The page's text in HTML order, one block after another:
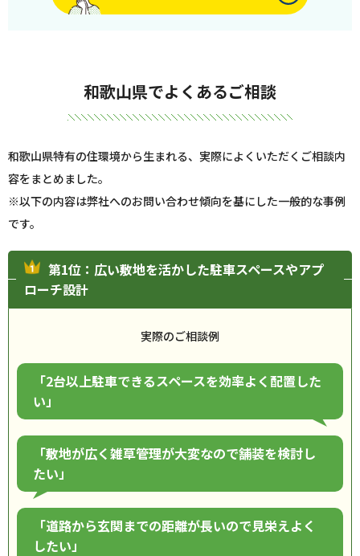
和歌山県でよくあるご相談
和歌山県特有の住環境から生まれる、実際によくいただくご相談内
容をまとめました。
※以下の内容は弊社へのお問い合わせ傾向を基にした一般的な事例
です。
第1位：広い敷地を活かした駐車スペースやアプ
ローチ設計
実際のご相談例
「2台以上駐車できるスペースを効率よく配置した
い」
「敷地が広く雑草管理が大変なので舗装を検討し
たい」
「道路から玄関までの距離が長いので見栄えよく
したい」